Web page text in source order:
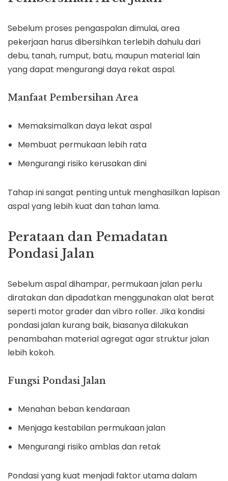
Sebelum proses pengaspalan dimulai, area
pekerjaan harus dibersihkan terlebih dahulu dari
debu, tanah, rumput, batu, maupun material lain
yang dapat mengurangi daya rekat aspal.
Manfaat Pembersihan Area
Memaksimalkan daya lekat aspal
Membuat permukaan lebih rata
Mengurangi risiko kerusakan dini
Tahap ini sangat penting untuk menghasilkan lapisan
aspal yang lebih kuat dan tahan lama.
Perataan dan Pemadatan
Pondasi Jalan
Sebelum aspal dihampar, permukaan jalan perlu
diratakan dan dipadatkan menggunakan alat berat
seperti motor grader dan vibro roller. Jika kondisi
pondasi jalan kurang baik, biasanya dilakukan
penambahan material agregat agar struktur jalan
lebih kokoh.
Fungsi Pondasi Jalan
Menahan beban kendaraan
Menjaga kestabilan permukaan jalan
Mengurangi risiko amblas dan retak
Pondasi yang kuat menjadi faktor utama dalam